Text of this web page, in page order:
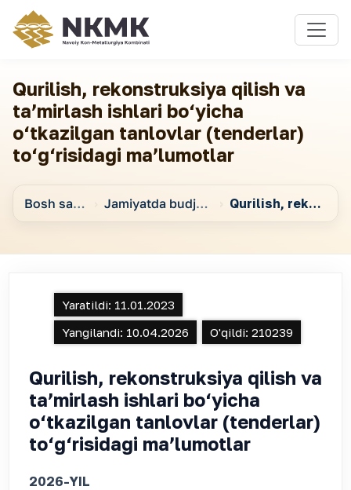
Qurilish, rekonstruksiya qilish va
taʼmirlash ishlari bo‘yicha
o‘tkazilgan tanlovlar (tenderlar)
to‘g‘risidagi maʼlumotlar
Bosh sahifa Jamiyatda budjet jarayonlari to‘g‘risidagi maʼlumotlar Qurilish, rekonstruksiya qilish va taʼmirlash ishlari bo‘yicha o‘tkazilgan tanlovlar (tenderlar) to‘g‘risidagi maʼlumotlar
Yaratildi: 11.01.2023
Yangilandi: 10.04.2026 O'qildi: 210239
Qurilish, rekonstruksiya qilish va
taʼmirlash ishlari bo‘yicha
o‘tkazilgan tanlovlar (tenderlar)
to‘g‘risidagi maʼlumotlar
2026-YIL